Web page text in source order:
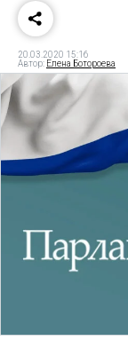
20.03.2020 15:16
Автор: Елена Ботороева